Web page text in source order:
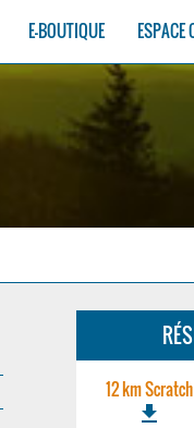
E-BOUTIQUE ESPACE
12 km Scratch
file_download